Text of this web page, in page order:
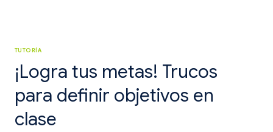
TUTORÍA
¡Logra tus metas! Trucos
para definir objetivos en
clase